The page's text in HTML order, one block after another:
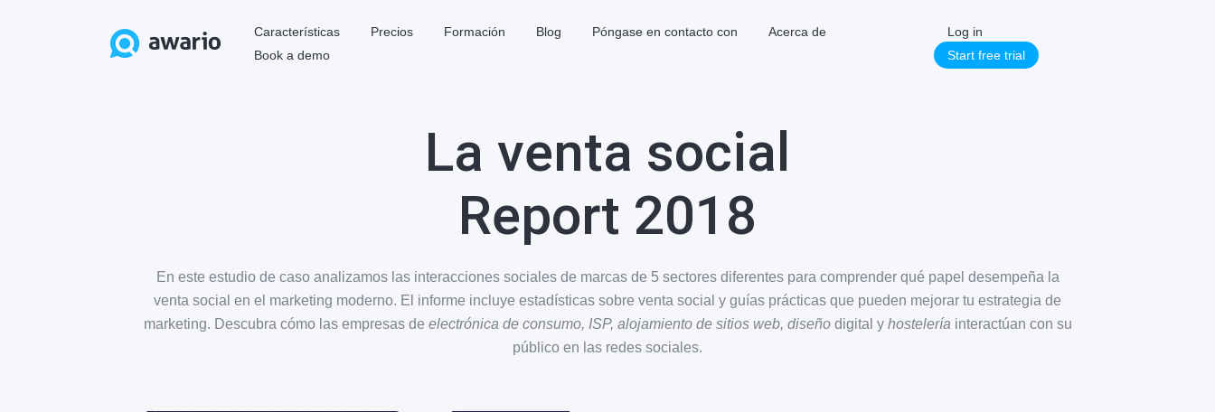
Características Precios Formación Blog Póngase en contacto con
Acerca de
Book a demo
Log in
Start free trial
La venta social
Report 2018
En este estudio de caso analizamos las interacciones sociales de marcas de 5 sectores diferentes para comprender qué papel desempeña la
venta social en el marketing moderno. El informe incluye estadísticas sobre venta social y guías prácticas que pueden mejorar tu estrategia de
marketing. Descubra cómo las empresas de electrónica de consumo, ISP, alojamiento de sitios web, diseñodigital y hostelería interactúan con su
público en las redes sociales.